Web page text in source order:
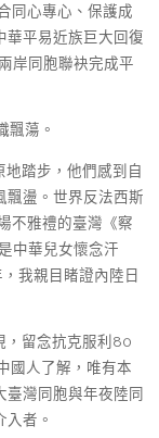
同心專心、保護成
華平易近族巨大回復
岸同胞聯袂完成平
飄蕩。
踏步，他們感到自
飄盪。世界反法西斯
不雅禮的臺灣《察
中華兒女懷念汗
我親目睹證內陸日
，留念抗克服利80
國人了解，唯有本
臺灣同胞與年夜陸同
者。